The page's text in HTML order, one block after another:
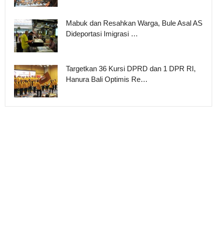
Mabuk dan Resahkan Warga, Bule Asal AS
Dideportasi Imigrasi …
Targetkan 36 Kursi DPRD dan 1 DPR RI,
Hanura Bali Optimis Re…